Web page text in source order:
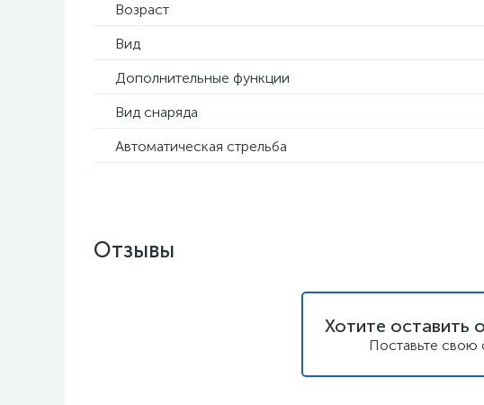
Возраст
Вид
Дополнительные функции
Вид снаряда
Автоматическая стрельба
Отзывы
Хотите оставить
Поставьте свою